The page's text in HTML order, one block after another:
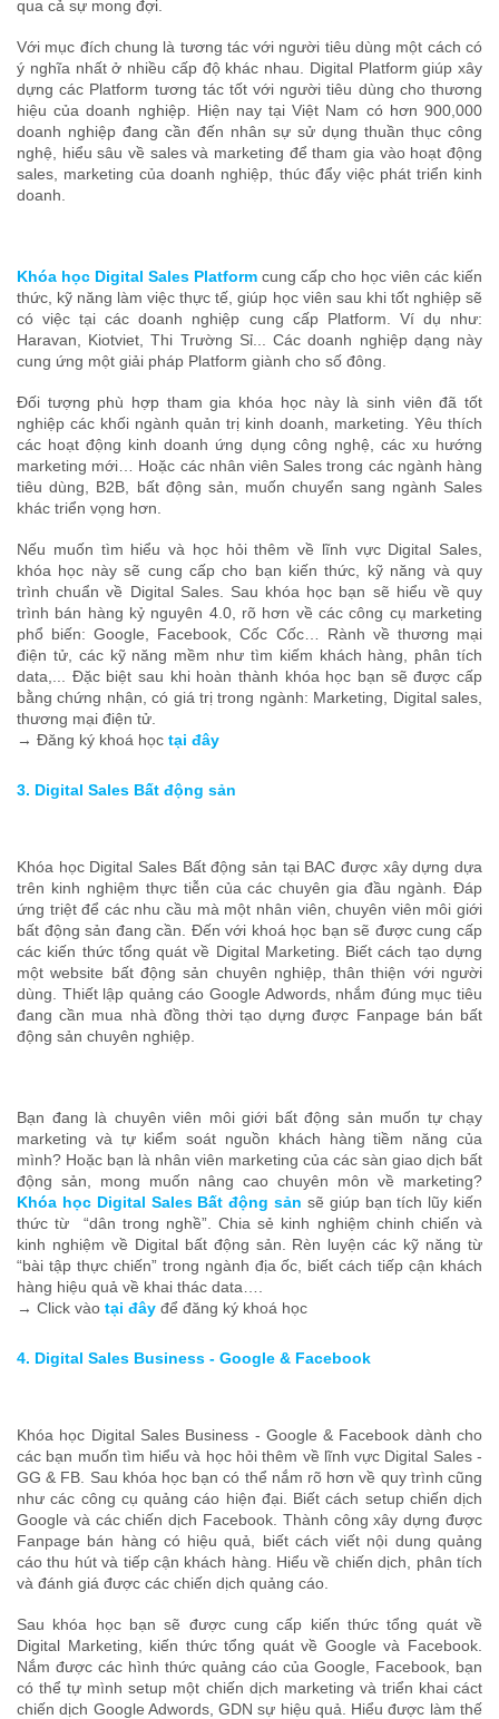
qua cả sự mong đợi.
Với mục đích chung là tương tác với người tiêu dùng một cách có
ý nghĩa nhất ở nhiều cấp độ khác nhau. Digital Platform giúp xây
dựng các Platform tương tác tốt với người tiêu dùng cho thương
hiệu của doanh nghiệp. Hiện nay tại Việt Nam có hơn 900,000
doanh nghiệp đang cần đến nhân sự sử dụng thuần thục công
nghệ, hiểu sâu về sales và marketing để tham gia vào hoạt động
sales, marketing của doanh nghiệp, thúc đẩy việc phát triển kinh
doanh.
Khóa học Digital Sales Platform cung cấp cho học viên các kiến
thức, kỹ năng làm việc thực tế, giúp học viên sau khi tốt nghiệp sẽ
có việc tại các doanh nghiệp cung cấp Platform. Ví dụ như:
Haravan, Kiotviet, Thi Trường Sỉ... Các doanh nghiệp dạng này
cung ứng một giải pháp Platform giành cho số đông.
Đối tượng phù hợp tham gia khóa học này là sinh viên đã tốt
nghiệp các khối ngành quản trị kinh doanh, marketing. Yêu thích
các hoạt động kinh doanh ứng dụng công nghệ, các xu hướng
marketing mới… Hoặc các nhân viên Sales trong các ngành hàng
tiêu dùng, B2B, bất động sản, muốn chuyển sang ngành Sales
khác triển vọng hơn.
Nếu muốn tìm hiểu và học hỏi thêm về lĩnh vực Digital Sales,
khóa học này sẽ cung cấp cho bạn kiến thức, kỹ năng và quy
trình chuẩn về Digital Sales. Sau khóa học bạn sẽ hiểu về quy
trình bán hàng kỷ nguyên 4.0, rõ hơn về các công cụ marketing
phổ biến: Google, Facebook, Cốc Cốc… Rành về thương mại
điện tử, các kỹ năng mềm như tìm kiếm khách hàng, phân tích
data,... Đặc biệt sau khi hoàn thành khóa học bạn sẽ được cấp
bằng chứng nhận, có giá trị trong ngành: Marketing, Digital sales,
thương mại điện tử.
→ Đăng ký khoá học tại đây
3. Digital Sales Bất động sản
Khóa học Digital Sales Bất động sản tại BAC được xây dựng dựa
trên kinh nghiệm thực tiễn của các chuyên gia đầu ngành. Đáp
ứng triệt để các nhu cầu mà một nhân viên, chuyên viên môi giới
bất động sản đang cần. Đến với khoá học bạn sẽ được cung cấp
các kiến thức tổng quát về Digital Marketing. Biết cách tạo dựng
một website bất động sản chuyên nghiệp, thân thiện với người
dùng. Thiết lập quảng cáo Google Adwords, nhắm đúng mục tiêu
đang cần mua nhà đồng thời tạo dựng được Fanpage bán bất
động sản chuyên nghiệp.
Bạn đang là chuyên viên môi giới bất động sản muốn tự chạy
marketing và tự kiểm soát nguồn khách hàng tiềm năng của
mình? Hoặc bạn là nhân viên marketing của các sàn giao dịch bất
động sản, mong muốn nâng cao chuyên môn về marketing?
Khóa học Digital Sales Bất động sản sẽ giúp bạn tích lũy kiến
thức từ “dân trong nghề”. Chia sẻ kinh nghiệm chinh chiến và
kinh nghiệm về Digital bất động sản. Rèn luyện các kỹ năng từ
“bài tập thực chiến” trong ngành địa ốc, biết cách tiếp cận khách
hàng hiệu quả về khai thác data….
→ Click vào tại đây để đăng ký khoá học
4. Digital Sales Business - Google & Facebook
Khóa học Digital Sales Business - Google & Facebook dành cho
các bạn muốn tìm hiểu và học hỏi thêm về lĩnh vực Digital Sales -
GG & FB. Sau khóa học bạn có thể nắm rõ hơn về quy trình cũng
như các công cụ quảng cáo hiện đại. Biết cách setup chiến dịch
Google và các chiến dịch Facebook. Thành công xây dựng được
Fanpage bán hàng có hiệu quả, biết cách viết nội dung quảng
cáo thu hút và tiếp cận khách hàng. Hiểu về chiến dịch, phân tích
và đánh giá được các chiến dịch quảng cáo.
Sau khóa học bạn sẽ được cung cấp kiến thức tổng quát về
Digital Marketing, kiến thức tổng quát về Google và Facebook.
Nắm được các hình thức quảng cáo của Google, Facebook, bạn
có thể tự mình setup một chiến dịch marketing và triển khai cáct
chiến dịch Google Adwords, GDN sự hiệu quả. Hiểu được làm thế